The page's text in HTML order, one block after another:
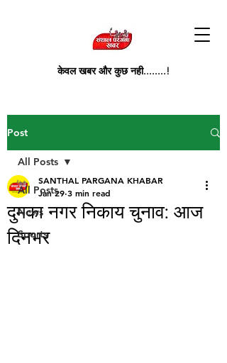
केवल खबर और कुछ नही........!
Post
All Posts
News
Sports
All Posts
दुमका नगर निकाय चुनाव: आज
दिनभर
SANTHAL PARGANA KHABAR
Jan 29 3 min read